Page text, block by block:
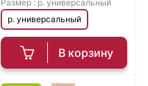
В корзину
Размер : р. универсальный
р. универсальный